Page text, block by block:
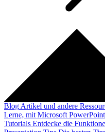
Blog Artikel und andere
Lerne, mit Microsoft
Tutorials Entdecke die